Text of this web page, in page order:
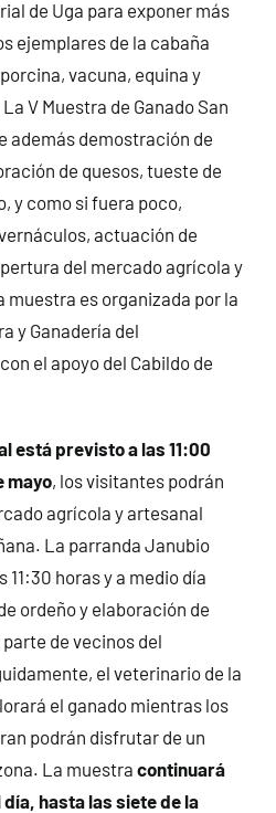
de Uga para exponer más
ejemplares de la cabaña
vacuna, equina y
La V Muestra de Ganado San
además demostración de
de quesos, tueste de
y como si fuera poco,
actuación de
del mercado agrícola y
muestra es organizada por la
y Ganadería del
el apoyo del Cabildo de
está previsto a las 11:00
mayo, los visitantes podrán
agrícola y artesanal
La parranda Janubio
horas y a medio día
ordeño y elaboración de
de vecinos del
el veterinario de la
el ganado mientras los
podrán disfrutar de un
La muestracontinuará
hasta las siete de la